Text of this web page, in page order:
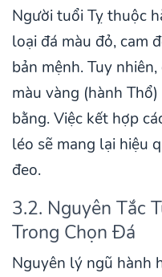
Người tuổi Tỵ thuộc
loại đá màu đỏ, cam
bản mệnh. Tuy
màu vàng (hành
bằng. Việc kết hợp
léo sẽ mang lại hiệu
đeo.
3.2. Nguyên Tắc
Trong Chọn Đá
Nguyên lý ngũ hành